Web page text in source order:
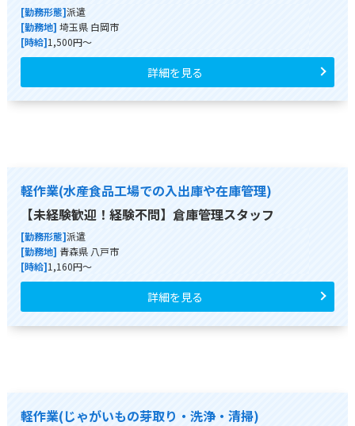
[勤務形態]派遣
[勤務地] 埼玉県 白岡市
[時給]1,500円～
詳細を見る
軽作業(水産食品工場での入出庫や在庫管理)
【未経験歓迎！経験不問】倉庫管理スタッフ
[勤務形態]派遣
[勤務地] 青森県 八戸市
[時給]1,160円～
詳細を見る
軽作業(じゃがいもの芽取り・洗浄・清掃)